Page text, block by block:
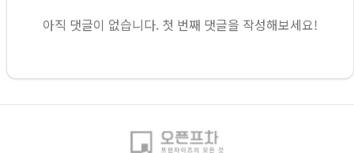
아직 댓글이 없습니다. 첫 번째 댓글을 작성해보세요!